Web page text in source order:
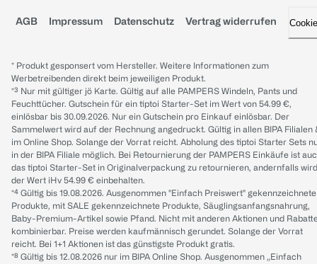
AGB Impressum Datenschutz Vertrag widerrufen
* Produkt gesponsert vom Hersteller. Weitere Informationen zum
Werbetreibenden direkt beim jeweiligen Produkt.
*³ Nur mit gültiger jö Karte. Gültig auf alle PAMPERS Windeln, Pants und
Feuchttücher. Gutschein für ein tiptoi Starter-Set im Wert von 54.99 €,
einlösbar bis 30.09.2026. Nur ein Gutschein pro Einkauf einlösbar. Der
Sammelwert wird auf der Rechnung angedruckt. Gültig in allen BIPA Filialen
im Online Shop. Solange der Vorrat reicht. Abholung des tiptoi Starter Sets
in der BIPA Filiale möglich. Bei Retournierung der PAMPERS Einkäufe ist
das tiptoi Starter-Set in Originalverpackung zu retournieren, andernfalls wird
der Wert iHv 54.99 € einbehalten.
*⁴ Gültig bis 19.08.2026. Ausgenommen "Einfach Preiswert" gekennzeichnete
Produkte, mit SALE gekennzeichnete Produkte, Säuglingsanfangsnahrung,
Baby-Premium-Artikel sowie Pfand. Nicht mit anderen Aktionen und
kombinierbar. Preise werden kaufmännisch gerundet. Solange der Vorrat
reicht. Bei 1+1 Aktionen ist das günstigste Produkt gratis.
*⁸ Gültig bis 12.08.2026 nur im BIPA Online Shop. Ausgenommen „Einfach